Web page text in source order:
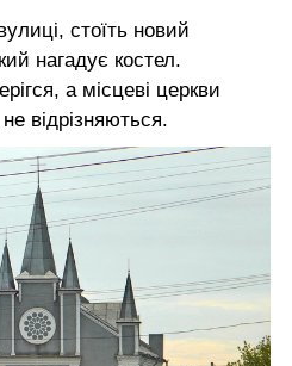
стоїть новий
нагадує костел.
а місцеві церкви
відрізняються.